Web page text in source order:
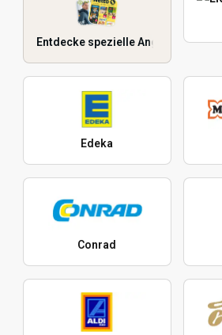
Entdecke spezielle Angebote
Edeka
Conrad